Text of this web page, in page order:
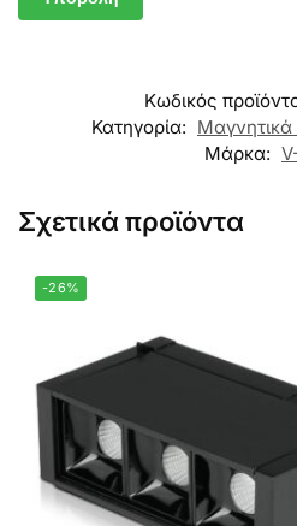
Κωδικός
Κατηγορία: Μαγνητικά
Μάρκα:
Σχετικά προϊόντα
-26%